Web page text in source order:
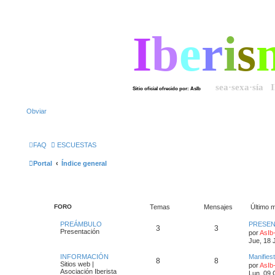
Iberis
Sitio oficial ofrecido por: AsIb sea·sexa·sía
Obviar
FAQ ESCUESTAS
Portal Índice general
FORO Temas Mensajes Último
PREÁMBULO
Presentación
3 3
por
Jue, 18
INFORMACIÓN
Sitios web |
Asociación Iberista
8 8
por
Lun, 09